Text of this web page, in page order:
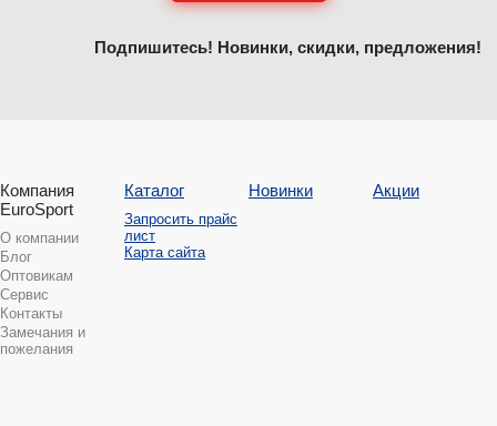
Подпишитесь! Новинки, скидки, предложения!
Компания
EuroSport
О компании
Блог
Оптовикам
Сервис
Контакты
Замечания и
пожелания
Каталог
Запросить прайс
лист
Карта сайта
Новинки Акции